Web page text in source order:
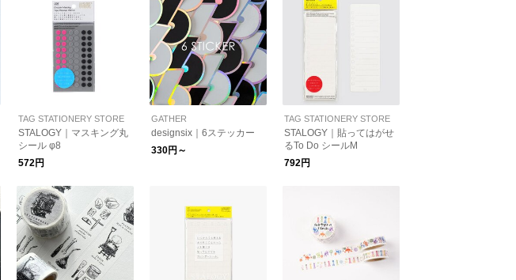
TAG STATIONERY STORE
STALOGY｜マスキング丸
シール φ8
572円
GATHER
designsix｜6ステッカー
330円～
TAG STATIONERY STORE
STALOGY｜貼ってはがせ
るTo Do シールM
792円